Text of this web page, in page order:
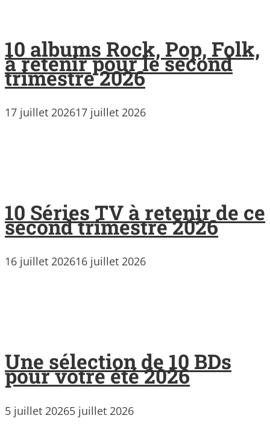
10 albums Rock, Pop, Folk,
à retenir pour le second
trimestre 2026
17 juillet 202617 juillet 2026
10 Séries TV à retenir de ce
second trimestre 2026
16 juillet 202616 juillet 2026
Une sélection de 10 BDs
pour votre été 2026
5 juillet 20265 juillet 2026